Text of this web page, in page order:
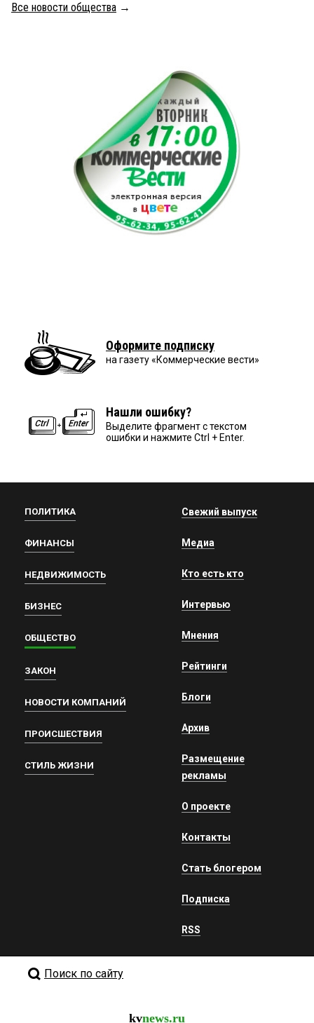
Все новости общества →
Оформите подписку
на газету «Коммерческие вести»
Нашли ошибку?
Выделите фрагмент с текстом
ошибки и нажмите Ctrl + Enter.
ПОЛИТИКА
ФИНАНСЫ
НЕДВИЖИМОСТЬ
БИЗНЕС
ОБЩЕСТВО
ЗАКОН
НОВОСТИ КОМПАНИЙ
ПРОИСШЕСТВИЯ
СТИЛЬ ЖИЗНИ
Свежий выпуск
Медиа
Кто есть кто
Интервью
Мнения
Рейтинги
Блоги
Архив
Размещение
рекламы
О проекте
Контакты
Стать блогером
Подписка
RSS
Поиск по сайту
kvnews.ru